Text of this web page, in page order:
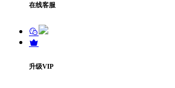
在线客服
升级VIP